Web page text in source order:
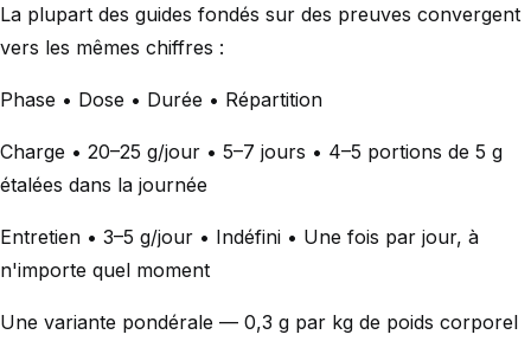
La plupart des guides fondés sur des preuves convergent
vers les mêmes chiffres :
Phase • Dose • Durée • Répartition
Charge • 20–25 g/jour • 5–7 jours • 4–5 portions de 5 g
étalées dans la journée
Entretien • 3–5 g/jour • Indéfini • Une fois par jour, à
n'importe quel moment
Une variante pondérale — 0,3 g par kg de poids corporel